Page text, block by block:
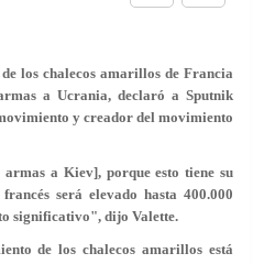
los chalecos amarillos de Francia
a Ucrania, declaró a Sputnik
y creador del movimiento
a Kiev], porque esto tiene su
será elevado hasta 400.000
significativo", dijo Valette.
de los chalecos amarillos está